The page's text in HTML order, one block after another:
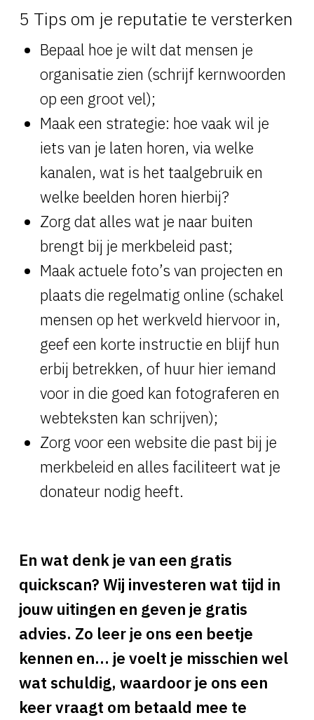
5 Tips om je reputatie te versterken
Bepaal hoe je wilt dat mensen je
organisatie zien (schrijf kernwoorden
op een groot vel);
Maak een strategie: hoe vaak wil je
iets van je laten horen, via welke
kanalen, wat is het taalgebruik en
welke beelden horen hierbij?
Zorg dat alles wat je naar buiten
brengt bij je merkbeleid past;
Maak actuele foto’s van projecten en
plaats die regelmatig online (schakel
mensen op het werkveld hiervoor in,
geef een korte instructie en blijf hun
erbij betrekken, of huur hier iemand
voor in die goed kan fotograferen en
webteksten kan schrijven);
Zorg voor een website die past bij je
merkbeleid en alles faciliteert wat je
donateur nodig heeft.
En wat denk je van een gratis
quickscan? Wij investeren wat tijd in
jouw uitingen en geven je gratis
advies. Zo leer je ons een beetje
kennen en… je voelt je misschien wel
wat schuldig, waardoor je ons een
keer vraagt om betaald mee te